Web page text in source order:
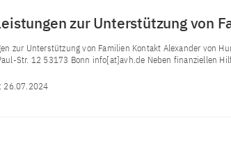
zur Unterstützung von
zur Unterstützung von Familien Kontakt Alexander von
Str. 12 53173 Bonn info[at]avh.de Neben finanziellen
26.07.2024